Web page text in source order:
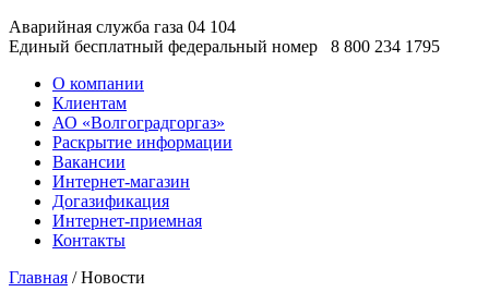
Аварийная служба газа 04 104
Единый бесплатный федеральный номер
8 800 234 1795
О компании
Клиентам
АО «Волгоградгоргаз»
Раскрытие информации
Вакансии
Интернет-магазин
Догазификация
Интернет-приемная
Контакты
Главная / Новости